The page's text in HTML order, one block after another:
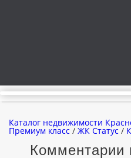
Каталог недвижимости
Премиум класс / ЖК Статус /